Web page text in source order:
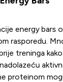
energy bars
rasporedu.
treninga
proteinom